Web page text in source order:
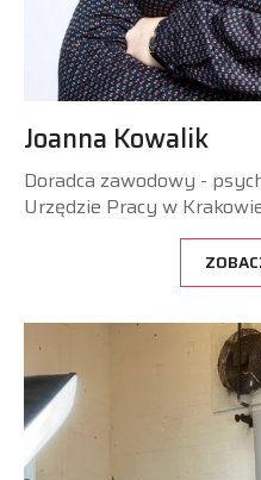
Joanna Kowalik
Doradca zawodowy -
Urzędzie Pracy w